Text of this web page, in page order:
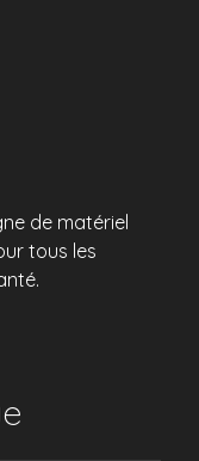
de matériel
tous les